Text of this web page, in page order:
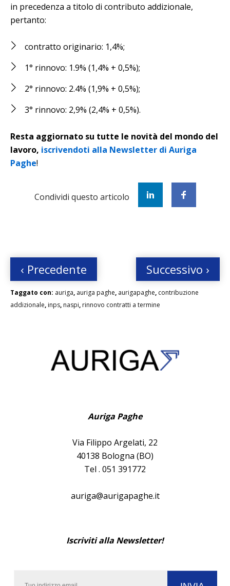
in precedenza a titolo di contributo addizionale,
pertanto:
contratto originario: 1,4%;
1° rinnovo: 1.9% (1,4% + 0,5%);
2° rinnovo: 2.4% (1,9% + 0,5%);
3° rinnovo: 2,9% (2,4% + 0,5%).
Resta aggiornato su tutte le novità del mondo del
lavoro, iscrivendoti alla Newsletter di Auriga
Paghe!
Condividi questo articolo
‹ Precedente Successivo ›
Taggato con: auriga, auriga paghe, aurigapaghe, contribuzione
addizionale, inps, naspi, rinnovo contratti a termine
Auriga Paghe
Via Filippo Argelati, 22
40138 Bologna (BO)
Tel . 051 391772
auriga@aurigapaghe.it
Iscriviti alla Newsletter!